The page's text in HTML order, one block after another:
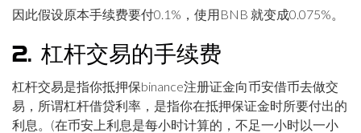
因此假设原本手续费要付0.1%，使用BNB 就变成0.075%。
2. 杠杆交易的手续费
杠杆交易是指你抵押保binance注册证金向币安借币去做交
易，所谓杠杆借贷利率，是指你在抵押保证金时所要付出的
利息。(在币安上利息是每小时计算的，不足一小时以一小